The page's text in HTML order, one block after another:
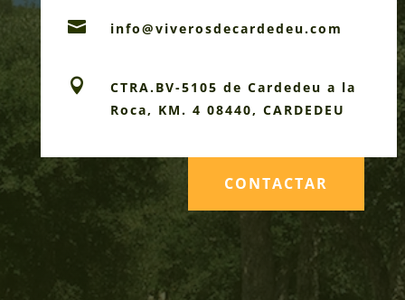
 info@viverosdecardedeu.com

CTRA.BV-5105 de Cardedeu a la
Roca, KM. 4 08440, CARDEDEU
CONTACTAR